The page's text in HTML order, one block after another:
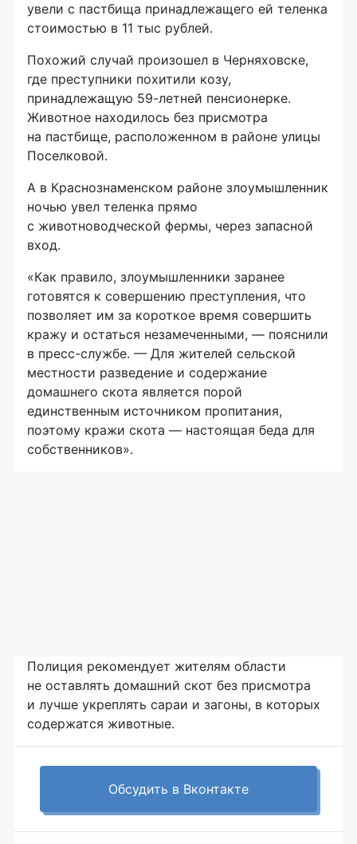
увели с пастбища принадлежащего ей теленка
стоимостью в 11 тыс рублей.
Похожий случай произошел в Черняховске,
где преступники похитили козу,
принадлежащую 59-летней пенсионерке.
Животное находилось без присмотра
на пастбище, расположенном в районе улицы
Поселковой.
А в Краснознаменском районе злоумышленник
ночью увел теленка прямо
с животноводческой фермы, через запасной
вход.
«Как правило, злоумышленники заранее
готовятся к совершению преступления, что
позволяет им за короткое время совершить
кражу и остаться незамеченными, — пояснили
в пресс-службе. — Для жителей сельской
местности разведение и содержание
домашнего скота является порой
единственным источником пропитания,
поэтому кражи скота — настоящая беда для
собственников».
Полиция рекомендует жителям области
не оставлять домашний скот без присмотра
и лучше укреплять сараи и загоны, в которых
содержатся животные.
Обсудить в Вконтакте